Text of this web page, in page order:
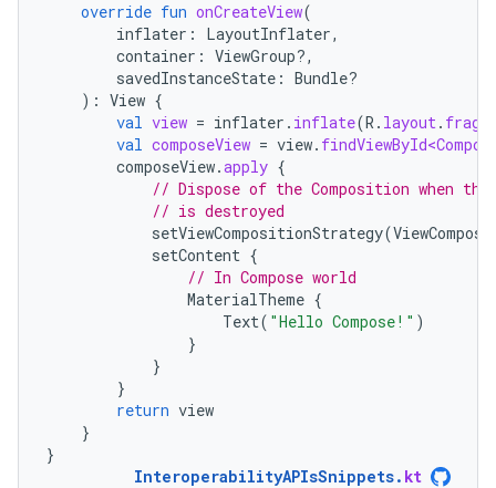
override fun onCreateView(
inflater : LayoutInflater,
container : ViewGroup?,
savedInstanceState : Bundle?
): View {
val view = inflater . inflate(R . layout.
val composeView = view.
composeView.apply {
// Dispose of the Composition when
// is destroyed
setViewCompositionStrategy(
setContent {
// In Compose world
MaterialTheme {
Text( "Hello Compose!" )
}
}
}
return view
}
}
InteroperabilityAPIsSnippets. kt